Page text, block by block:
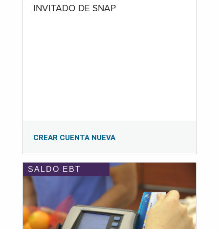
INVITADO DE SNAP
CREAR CUENTA NUEVA
SALDO EBT